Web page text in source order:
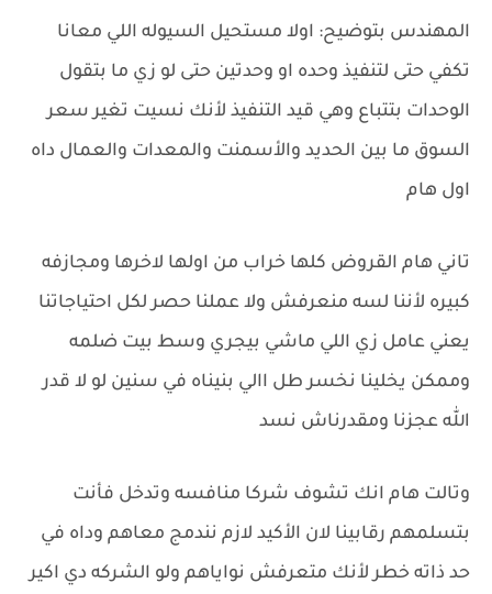
المهندس بتوضيح: اولا مستحيل السيوله اللي معانا
تكفي حتى لتنفيذ وحده او وحدتين حتى لو زي ما بتقول
الوحدات بتتباع وهي قيد التنفيذ لأنك نسيت تغير سعر
السوق ما بين الحديد والأسمنت والمعدات والعمال داه
اول هام
تاني هام القروض كلها خراب من اولها لاخرها ومجازفه
كبيره لأننا لسه منعرفش ولا عملنا حصر لكل احتياجاتنا
يعني عامل زي اللي ماشي بيجري وسط بيت ضلمه
وممكن يخلينا نخسر طل االي بنيناه في سنين لو لا قدر
الله عجزنا ومقدرناش نسد
وتالت هام انك تشوف شركا منافسه وتدخل فأنت
بتسلمهم رقابينا لان الأكيد لازم نندمج معاهم وداه في
حد ذاته خطر لأنك متعرفش نواياهم ولو الشركه دي اكير